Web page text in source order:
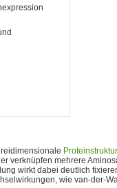
Proteinstruktur
verknüpfen mehrere
wirkt dabei deutlich
wie van-der-